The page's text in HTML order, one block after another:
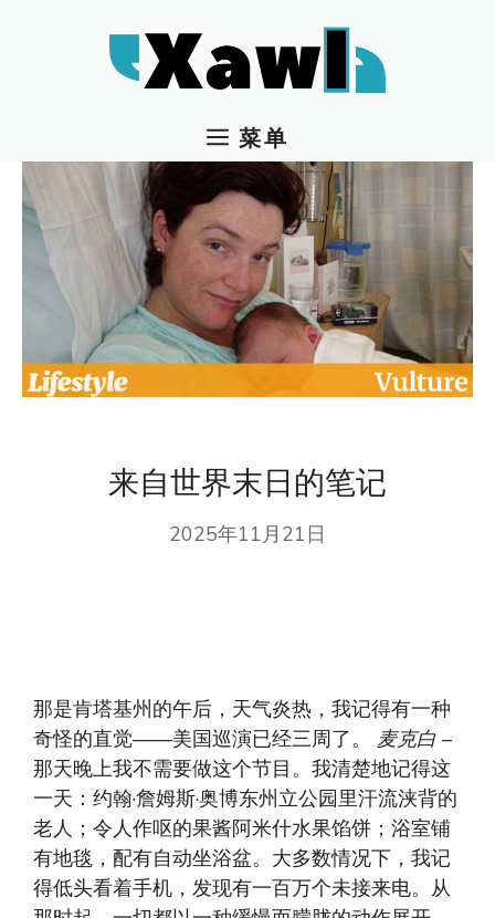
菜单
来自世界末日的笔记
2025年11月21日
那是肯塔基州的午后，天气炎热，我记得有一种
奇怪的直觉——美国巡演已经三周了。 麦克白 –
那天晚上我不需要做这个节目。我清楚地记得这
一天：约翰·詹姆斯·奥博东州立公园里汗流浃背的
老人；令人作呕的果酱阿米什水果馅饼；浴室铺
有地毯，配有自动坐浴盆。大多数情况下，我记
得低头看着手机，发现有一百万个未接来电。从